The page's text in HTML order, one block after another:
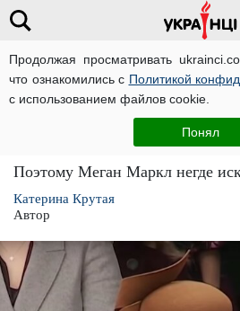
Продолжая просматривать
что ознакомились с Политикой
с использованием файлов cookie.
Понял
Коварна и эгоистична:
бед и неудач Меган Маркл
Поэтому Меган Маркл негде
Катерина Крутая
Автор